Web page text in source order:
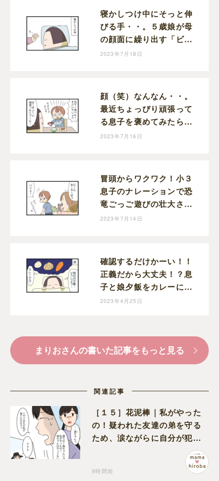
寝かしつけ中にそっと伸
びる手・・。５歳娘が母
の顔面に繰り出す「ビシ
ッ！」に感じた成長と動
2023年7月18日
顔（笑）なんなん・・。
最近ちょっぴり頑張って
る息子を褒めてみたら調
子ぶっこいてきた話｜ま
2023年7月16日
冒頭からワクワク！小３
息子のナレーションで恐
竜ごっご遊びの壮大さが
ハンパない！｜まりおの
2023年7月14日
確認するだけかーい！！
正義だから大丈夫！？息
子と娘夕飯をカレーにし
ようと決めた夜｜まりお
2023年4月25日
まりおさんの書いた記事をもっと見る
関連記事
［１５］花泥棒｜私がやった
の！疑われた友達の弟を守る
ため、涙ながらに自分が犯人
9時間前